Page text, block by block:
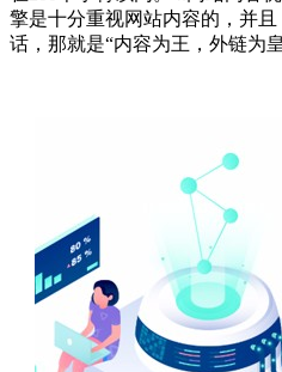
擎是十分重视网站内容的，并且
话，那就是“内容为王，外链为皇